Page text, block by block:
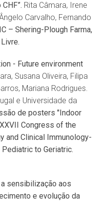
Rita Câmara, Irene
Carvalho, Fernando
– Shering-Plough Farma,
- Future environment
Susana Oliveira, Filipa
Mariana Rodrigues.
e Universidade da
ão de posters "Indoor
Congress of the
and Clinical Immunology-
to Geriatric.
sensibilização aos
e evolução da